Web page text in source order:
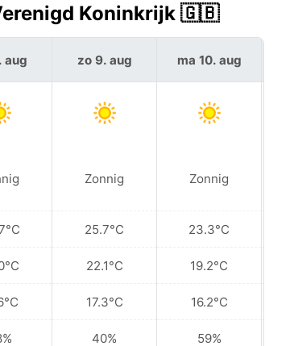
Koninkrijk 🇬🇧
aug zo 9. aug
Zonnig
25.7°C
22.1°C
17.3°C
40%
ma 10. aug
Zonnig
23.3°C
19.2°C
16.2°C
59%